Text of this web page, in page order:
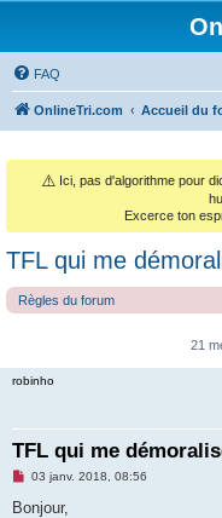
FAQ
OnlineTri.com Accueil du
⚠️ Ici, pas d'algorithme pour
Excerce ton
TFL qui me
Règles du forum
21
robinho
TFL qui me
M
s
03 janv. 2018, 08:56
Bonjour,